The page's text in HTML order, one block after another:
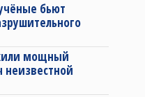
бьют
мощный
неизвестной